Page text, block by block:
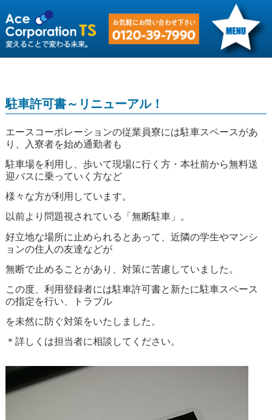
駐車許可書～リニューアル！
エースコーポレーションの従業員寮には駐車スペースがあ
り、入寮者を始め通勤者も
駐車場を利用し、歩いて現場に行く方・本社前から無料送
迎バスに乗っていく方など
様々な方が利用しています。
以前より問題視されている「無断駐車」。
好立地な場所に止められるとあって、近隣の学生やマンシ
ョンの住人の友達などが
無断で止めることがあり、対策に苦慮していました。
この度、利用登録者には駐車許可書と新たに駐車スペース
の指定を行い、トラブル
を未然に防ぐ対策をいたしました。
＊詳しくは担当者に相談してください。